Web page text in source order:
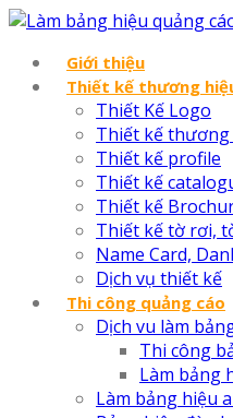
Giới thiệu
Thiết kế thương
Thiết Kế Logo
Thiết kế thương
Thiết kế profile
Thiết kế
Thiết kế
Thiết kế tờ rơi,
Name Card,
Dịch vụ thiết kế
Thi công quảng cáo
Dịch vu làm
Thi công
Làm bảng
Làm bảng hiệu